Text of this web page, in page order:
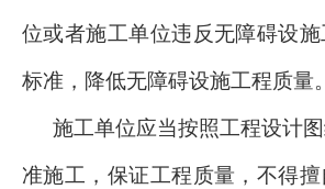
位或者施工单位违反无障碍设
标准，降低无障碍设施工程质量。
施工单位应当按照工程设计
准施工，保证工程质量，不得